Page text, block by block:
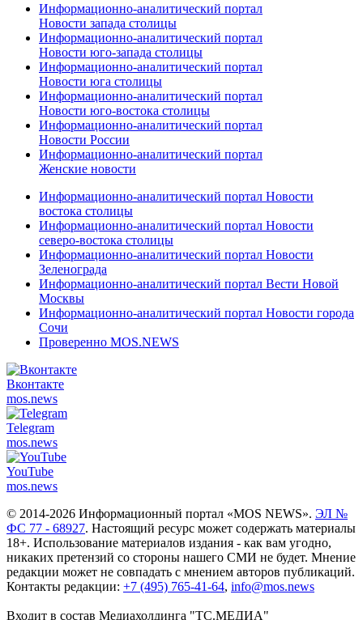
Информационно-аналитический портал
Новости запада столицы
Информационно-аналитический портал
Новости юго-запада столицы
Информационно-аналитический портал
Новости юга столицы
Информационно-аналитический портал
Новости юго-востока столицы
Информационно-аналитический портал
Новости России
Информационно-аналитический портал
Женские новости
Информационно-аналитический портал Новости
востока столицы
Информационно-аналитический портал Новости
северо-востока столицы
Информационно-аналитический портал Новости
Зеленограда
Информационно-аналитический портал Вести Новой
Москвы
Информационно-аналитический портал Новости города
Сочи
Проверенно MOS.NEWS
Вконтакте
mos.news
Telegram
mos.news
YouTube
mos.news
© 2014-2026 Информационный портал «MOS NEWS». ЭЛ №
ФС 77 - 68927. Настоящий ресурс может содержать материалы
18+. Использование материалов издания - как вам угодно,
никаких претензий со стороны нашего СМИ не будет. Мнение
редакции может не совпадать с мнением авторов публикаций.
Контакты редакции: +7 (495) 765-41-64, info@mos.news
Входит в состав Медиахолдинга "ТС.МЕДИА"